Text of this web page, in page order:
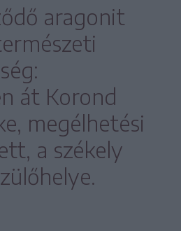
aragonit
át Korond
megélhetési
a székely